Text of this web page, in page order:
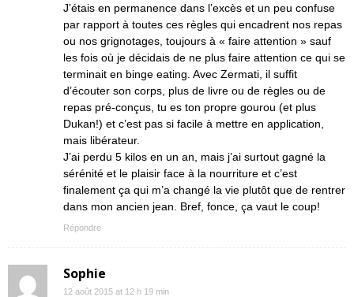
J’étais en permanence dans l’excès et un peu confuse
par rapport à toutes ces règles qui encadrent nos repas
ou nos grignotages, toujours à « faire attention » sauf
les fois où je décidais de ne plus faire attention ce qui se
terminait en binge eating. Avec Zermati, il suffit
d’écouter son corps, plus de livre ou de règles ou de
repas pré-conçus, tu es ton propre gourou (et plus
Dukan!) et c’est pas si facile à mettre en application,
mais libérateur.
J’ai perdu 5 kilos en un an, mais j’ai surtout gagné la
sérénité et le plaisir face à la nourriture et c’est
finalement ça qui m’a changé la vie plutôt que de rentrer
dans mon ancien jean. Bref, fonce, ça vaut le coup!
Répondre
Sophie
12 août 2015 at 12 h 19 min